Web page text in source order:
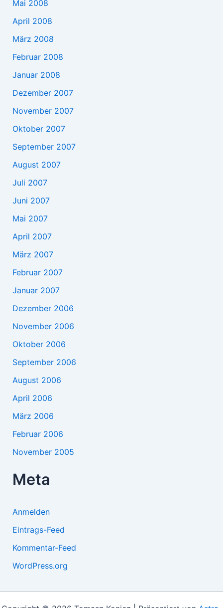
Mai 2008
April 2008
März 2008
Februar 2008
Januar 2008
Dezember 2007
November 2007
Oktober 2007
September 2007
August 2007
Juli 2007
Juni 2007
Mai 2007
April 2007
März 2007
Februar 2007
Januar 2007
Dezember 2006
November 2006
Oktober 2006
September 2006
August 2006
April 2006
März 2006
Februar 2006
November 2005
Meta
Anmelden
Eintrags-Feed
Kommentar-Feed
WordPress.org